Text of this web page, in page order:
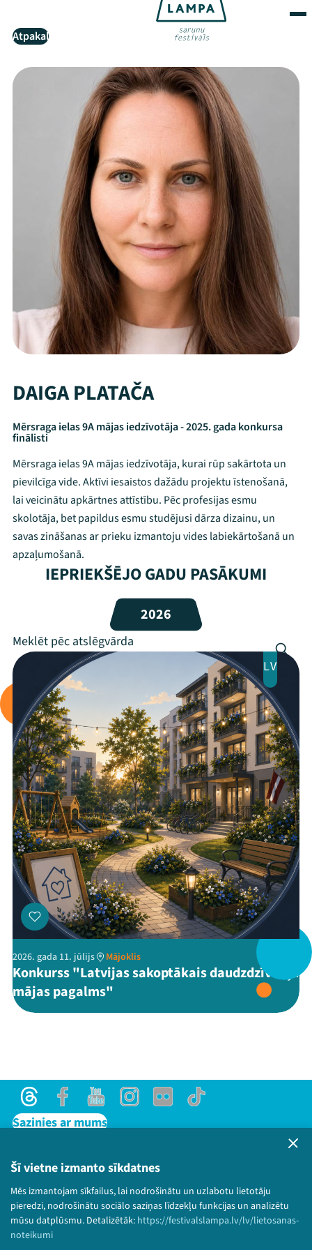
Šī vietne izmanto sīkdatnes
Mēs izmantojam sīkfailus, lai nodrošinātu un uzlabotu lietotāju
pieredzi, nodrošinātu sociālo saziņas līdzekļu funkcijas un analizētu
mūsu datplūsmu. Detalizētāk: https://festivalslampa.lv/lv/lietosanas-
noteikumi
Festivāls
Programma
Viņi bija LAMPĀ 2026
Jaunumi
Ziedo
Veikals
Kontakti
ThreadsFacebookYoutube
X Instagram
Flick TikTok
Atpakaļ
DAIGA PLATAČA
Mērsraga ielas 9A mājas iedzīvotāja - 2025. gada konkursa
finālisti
Mērsraga ielas 9A mājas iedzīvotāja, kurai rūp sakārtota un
pievilcīga vide. Aktīvi iesaistos dažādu projektu īstenošanā,
lai veicinātu apkārtnes attīstību. Pēc profesijas esmu
skolotāja, bet papildus esmu studējusi dārza dizainu, un
savas zināšanas ar prieku izmantoju vides labiekārtošanā un
apzaļumošanā.
IEPRIEKŠĒJO GADU PASĀKUMI
2026
LV
2026. gada 11. jūlijs Mājoklis
Konkurss "Latvijas sakoptākais daudzdzīvokļu
mājas pagalms"
ThreadsFacebookYoutubeInstagram
Flick TikTok
Sazinies ar mums
Lietošanas noteikumi un sīkdatņu politika
Bērnu aizsardzības politika
© 2026 Sarunu festivāls LAMPA Visas tiesības
paturētas.